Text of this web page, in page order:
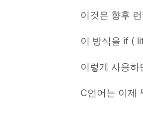
이것은 향후
이 방식을 if (
이렇게 사용
C언어는 이제